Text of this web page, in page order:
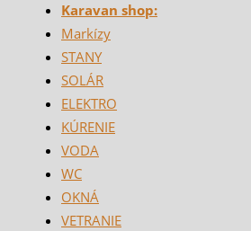
Karavan shop:
Markízy
STANY
SOLÁR
ELEKTRO
KÚRENIE
VODA
WC
OKNÁ
VETRANIE